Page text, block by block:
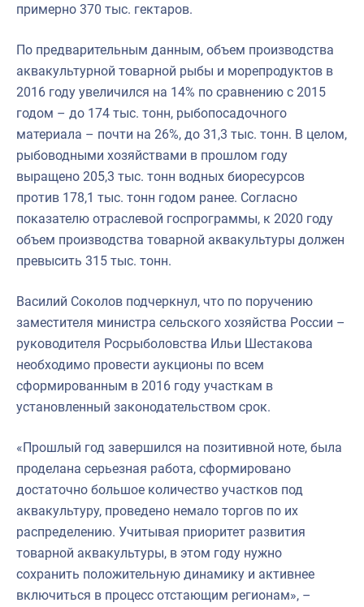
примерно 370 тыс. гектаров.
По предварительным данным, объем производства
аквакультурной товарной рыбы и морепродуктов в
2016 году увеличился на 14% по сравнению с 2015
годом – до 174 тыс. тонн, рыбопосадочного
материала – почти на 26%, до 31,3 тыс. тонн. В целом,
рыбоводными хозяйствами в прошлом году
выращено 205,3 тыс. тонн водных биоресурсов
против 178,1 тыс. тонн годом ранее. Согласно
показателю отраслевой госпрограммы, к 2020 году
объем производства товарной аквакультуры должен
превысить 315 тыс. тонн.
Василий Соколов подчеркнул, что по поручению
заместителя министра сельского хозяйства России –
руководителя Росрыболовства Ильи Шестакова
необходимо провести аукционы по всем
сформированным в 2016 году участкам в
установленный законодательством срок.
«Прошлый год завершился на позитивной ноте, была
проделана серьезная работа, сформировано
достаточно большое количество участков под
аквакультуру, проведено немало торгов по их
распределению. Учитывая приоритет развития
товарной аквакультуры, в этом году нужно
сохранить положительную динамику и активнее
включиться в процесс отстающим регионам», –